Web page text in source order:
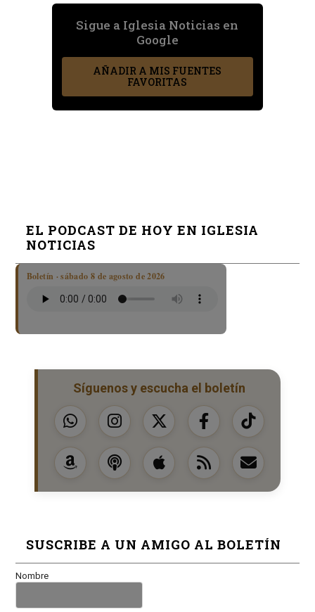
Sigue a Iglesia Noticias en
Google
AÑADIR A MIS FUENTES
FAVORITAS
EL PODCAST DE HOY EN IGLESIA
NOTICIAS
Boletín · sábado 8 de agosto de 2026
Síguenos y escucha el boletín
SUSCRIBE A UN AMIGO AL BOLETÍN
Nombre